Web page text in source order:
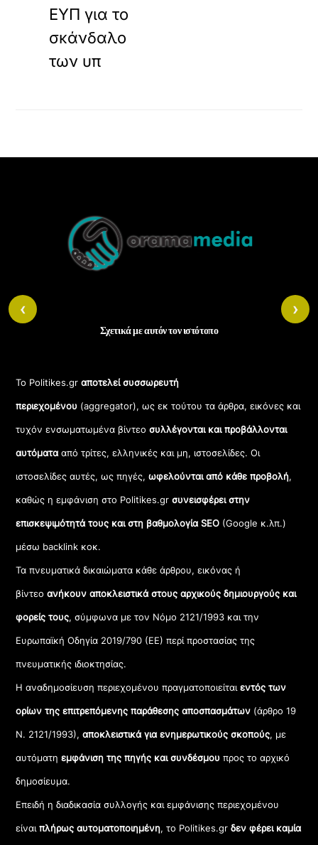
ΕΥΠ για το
σκάνδαλο
των υπ
Top
Σχετικά με αυτόν τον ιστότοπο
Το Politikes.grαποτελεί συσσωρευτή
περιεχομένου (aggregator), ως εκ τούτου τα άρθρα, εικόνες και
τυχόν ενσωματωμένα βίντεοσυλλέγονται και προβάλλονται
αυτόματααπό τρίτες, ελληνικές και μη, ιστοσελίδες. Οι
ιστοσελίδες αυτές, ως πηγές,ωφελούνται από κάθε προβολή,
καθώς η εμφάνιση στο Politikes.gr συνεισφέρει στην
επισκεψιμότητά τους και στη βαθμολογία SEO (Google κ.λπ.)
μέσω backlink κοκ.
Τα πνευματικά δικαιώματα κάθε άρθρου, εικόνας ή
βίντεοανήκουν αποκλειστικά στους αρχικούς δημιουργούς και
φορείς τους, σύμφωνα με τον Νόμο 2121/1993 και την
Ευρωπαϊκή Οδηγία 2019/790 (ΕΕ) περί προστασίας της
πνευματικής ιδιοκτησίας.
Η αναδημοσίευση περιεχομένου πραγματοποιείταιεντός των
ορίων της επιτρεπόμενης παράθεσης αποσπασμάτων (άρθρο 19
Ν. 2121/1993), αποκλειστικά για ενημερωτικούς σκοπούς, με
αυτόματηεμφάνιση της πηγής και συνδέσμου προς το αρχικό
δημοσίευμα.
Επειδή η διαδικασία συλλογής και εμφάνισης περιεχομένου
είναιπλήρως αυτοματοποιημένη, το Politikes.grδεν φέρει καμία
‹ ›